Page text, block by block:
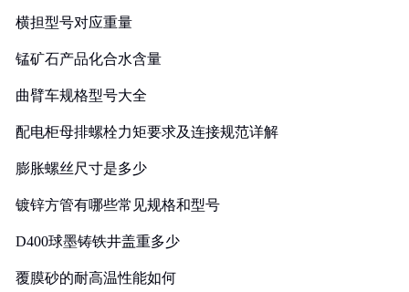
横担型号对应重量
锰矿石产品化合水含量
曲臂车规格型号大全
配电柜母排螺栓力矩要求及连接规范详解
膨胀螺丝尺寸是多少
镀锌方管有哪些常见规格和型号
D400球墨铸铁井盖重多少
覆膜砂的耐高温性能如何